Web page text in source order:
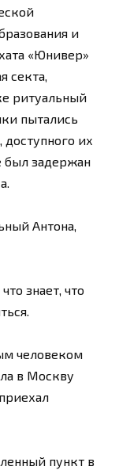
и
«Юнивер»
секта,
ритуальный
пытались
доступного их
был задержан
Антона,
знает, что
человеком
в Москву
пункт в